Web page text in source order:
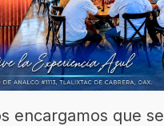
encargamos que se